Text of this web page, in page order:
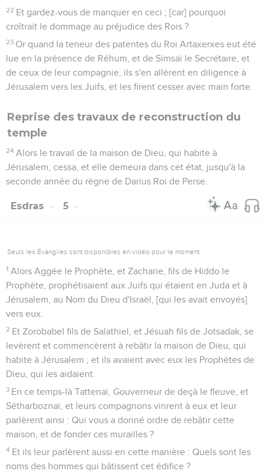
22 Et gardez-vous de manquer en ceci ; [car] pourquoi
croîtrait le dommage au préjudice des Rois ?
23 Or quand la teneur des patentes du Roi Artaxerxes eut été
lue en la présence de Réhum, et de Simsaï le Secrétaire, et
de ceux de leur compagnie, ils s'en allèrent en diligence à
Jérusalem vers les Juifs, et les firent cesser avec main forte.
Reprise des travaux de reconstruction du
temple
24 Alors le travail de la maison de Dieu, qui habite à
Jérusalem, cessa, et elle demeura dans cet état, jusqu'à la
seconde année du règne de Darius Roi de Perse.
Esdras 5
Seuls les Évangiles sont disponibles en vidéo pour le moment.
1 Alors Aggée le Prophète, et Zacharie, fils de Hiddo le
Prophète, prophétisaient aux Juifs qui étaient en Juda et à
Jérusalem, au Nom du Dieu d'Israël, [qui les avait envoyés]
vers eux.
2 Et Zorobabel fils de Salathiel, et Jésuah fils de Jotsadak, se
levèrent et commencèrent à rebâtir la maison de Dieu, qui
habite à Jérusalem ; et ils avaient avec eux les Prophètes de
Dieu, qui les aidaient.
3 En ce temps-là Tattenaï, Gouverneur de deçà le fleuve, et
Sétharboznaï, et leurs compagnons vinrent à eux et leur
parlèrent ainsi : Qui vous a donné ordre de rebâtir cette
maison, et de fonder ces murailles ?
4 Et ils leur parlèrent aussi en cette manière : Quels sont les
noms des hommes qui bâtissent cet édifice ?